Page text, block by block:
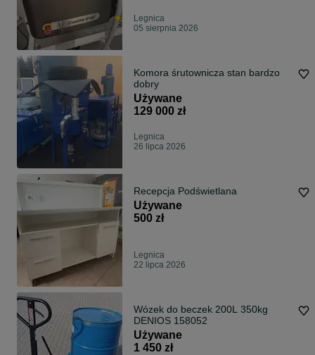
Legnica
05 sierpnia 2026
Komora śrutownicza stan bardzo
dobry
Używane
129 000 zł
Legnica
26 lipca 2026
Recepcja Podświetlana
Używane
500 zł
Legnica
22 lipca 2026
Wózek do beczek 200L 350kg
DENIOS 158052
Używane
1 450 zł